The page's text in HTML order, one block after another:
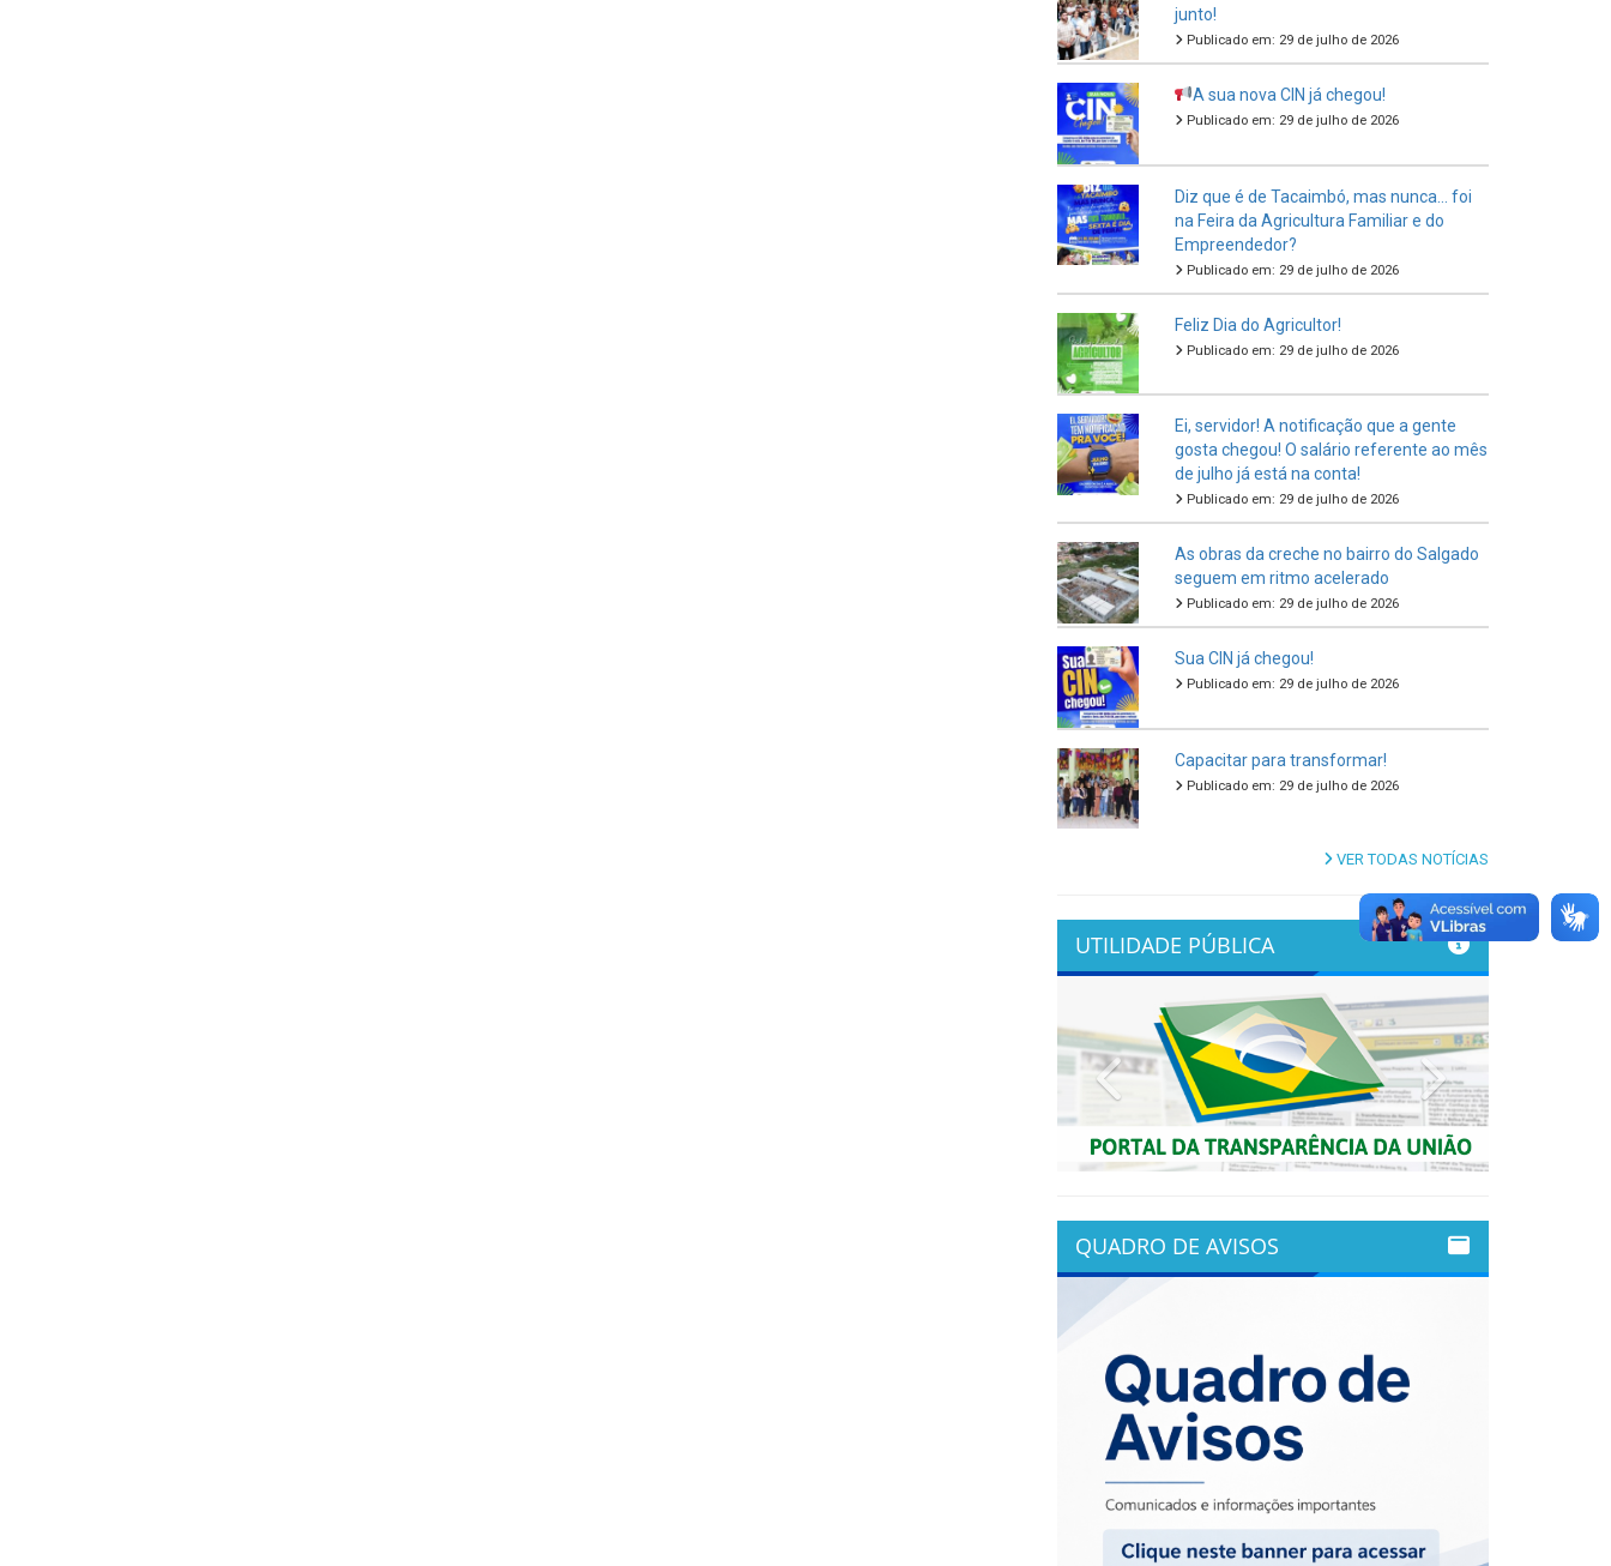
junto!
Publicado em: 29 de julho de 2026
A sua nova CIN já chegou!
Publicado em: 29 de julho de 2026
Diz que é de Tacaimbó, mas nunca… foi
na Feira da Agricultura Familiar e do
Empreendedor?
Publicado em: 29 de julho de 2026
Feliz Dia do Agricultor!
Publicado em: 29 de julho de 2026
Ei, servidor! A notificação que a gente
gosta chegou! O salário referente ao mês
de julho já está na conta!
Publicado em: 29 de julho de 2026
As obras da creche no bairro do Salgado
seguem em ritmo acelerado
Publicado em: 29 de julho de 2026
Sua CIN já chegou!
Publicado em: 29 de julho de 2026
Capacitar para transformar!
Publicado em: 29 de julho de 2026
VER TODAS NOTÍCIAS
UTILIDADE PÚBLICA
Previous Next
QUADRO DE AVISOS